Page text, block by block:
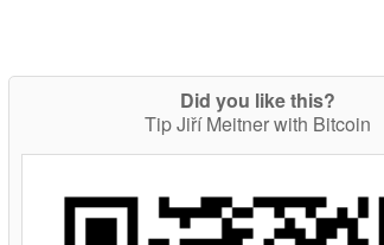
Did you like this?
Tip Jiří Meitner with Bitcoin